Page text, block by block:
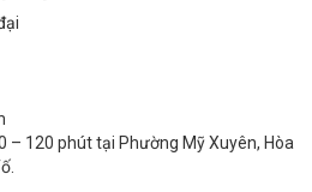
120 phút tại Phường Mỹ Xuyên, Hòa